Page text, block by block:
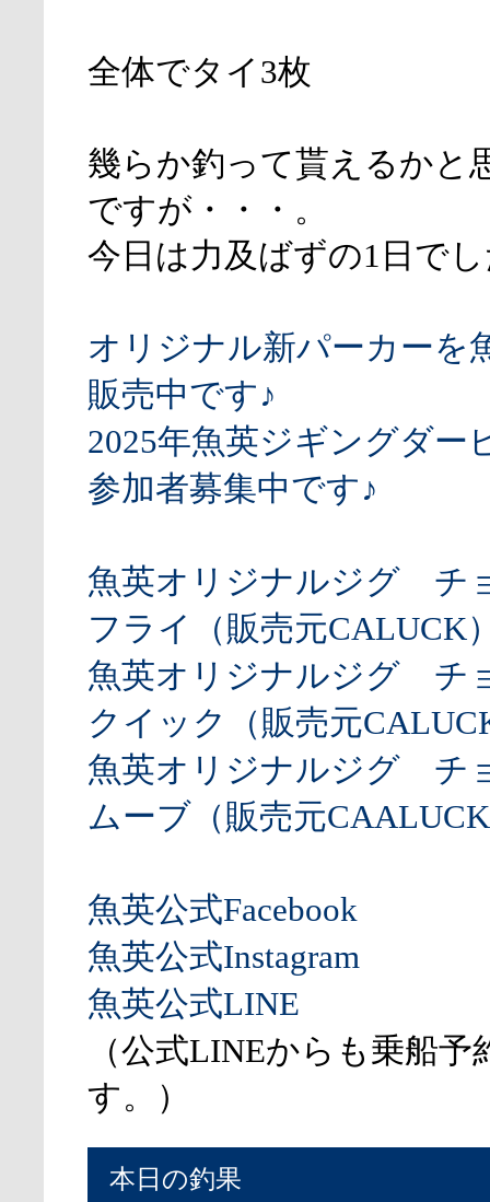
全体でタイ3枚
幾らか釣って貰えるかと
ですが・・・。
今日は力及ばずの1日で
オリジナル新パーカーを
販売中です♪
2025年魚英ジギングダー
参加者募集中です♪
魚英オリジナルジグ チ
フライ（販売元CALUCK
魚英オリジナルジグ チ
クイック（販売元
魚英オリジナルジグ チ
ムーブ（販売元
魚英公式Facebook
魚英公式Instagram
魚英公式LINE
（公式LINEからも乗船予
す。）
本日の釣果